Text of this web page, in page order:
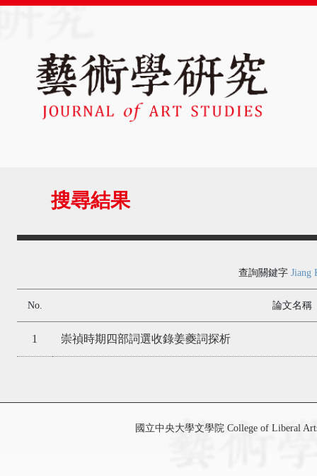
搜尋結果
查詢關鍵字 Jiang
No. 論文名稱
1 崇禎時期四部詞選收錄姜夔詞探析
國立中央大學文學院 College of Liberal